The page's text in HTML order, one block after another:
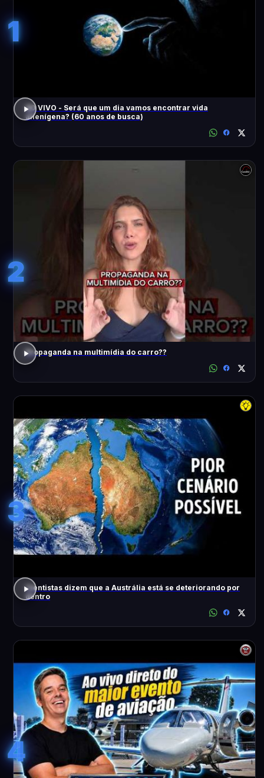
1
AO VIVO - Será que um dia vamos encontrar vida
alienígena? (60 anos de busca)
2
Propaganda na multimídia do carro??
3
Cientistas dizem que a Austrália está se deteriorando por
dentro
4